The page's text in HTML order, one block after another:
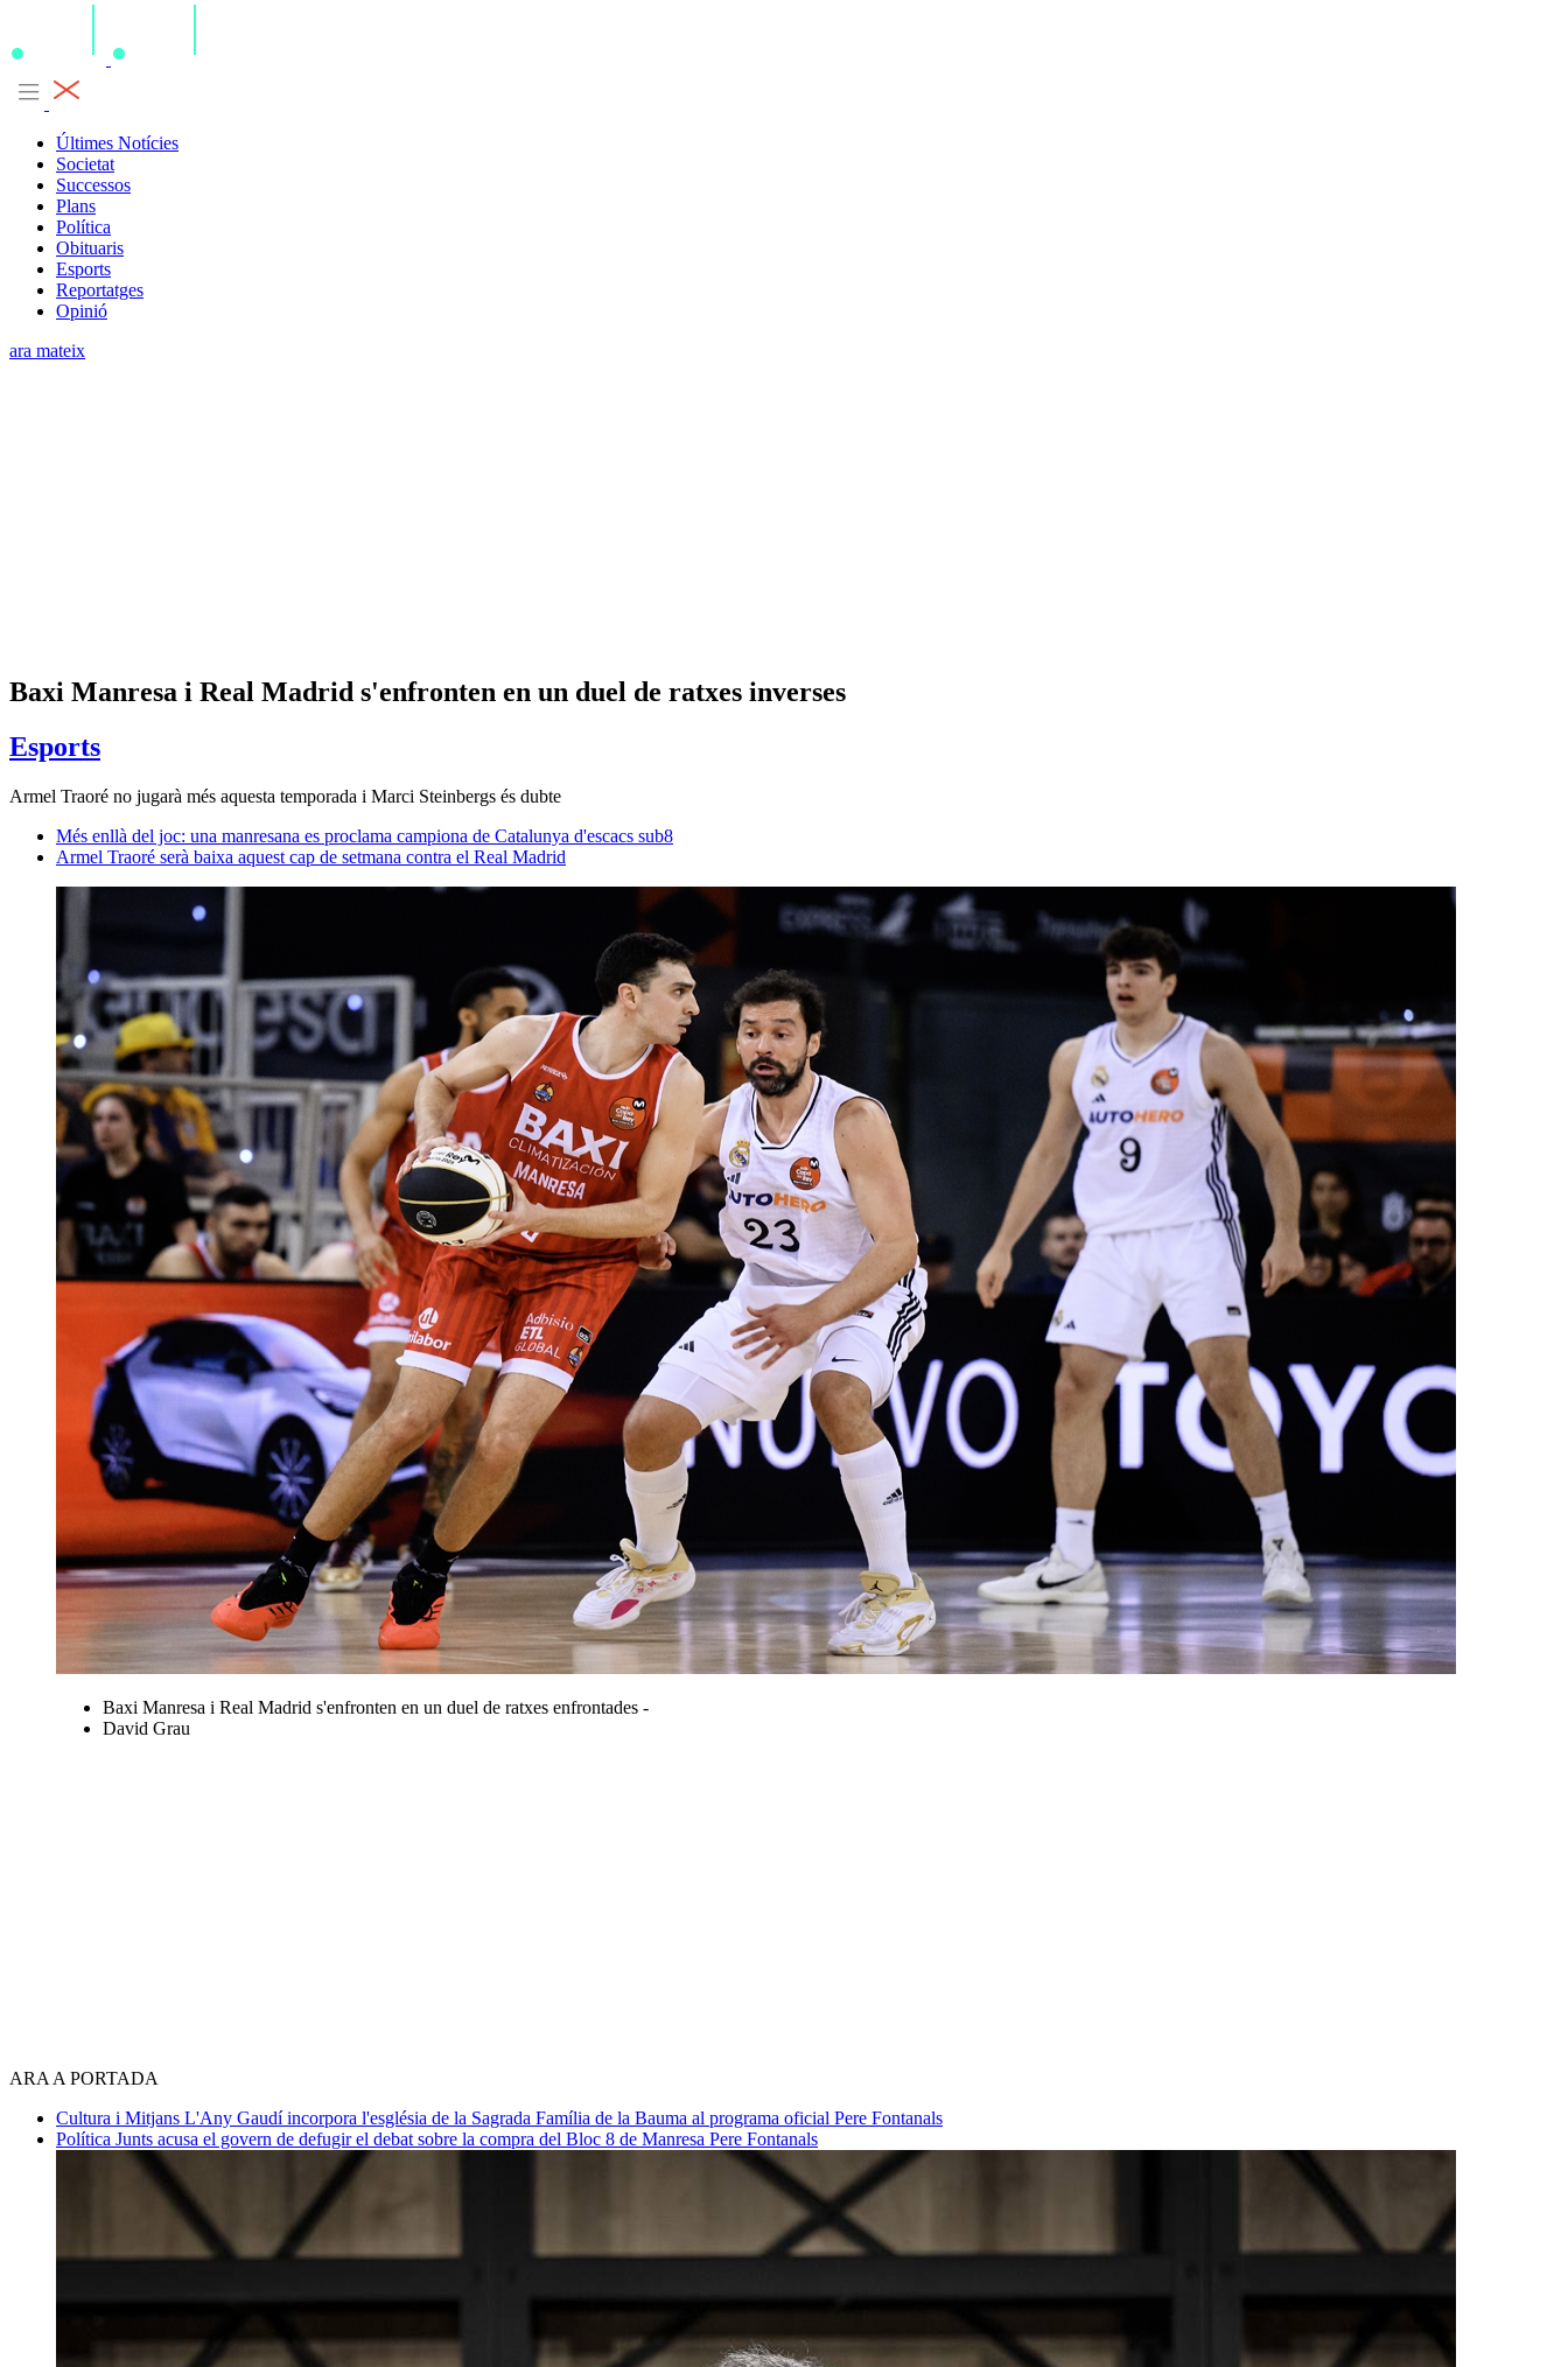
Últimes Notícies
Societat
Successos
Plans
Política
Obituaris
Esports
Reportatges
Opinió
ara mateix
Baxi Manresa i Real Madrid s'enfronten en un duel de ratxes inverses
Esports
Armel Traoré no jugarà més aquesta temporada i Marci Steinbergs és dubte
Més enllà del joc: una manresana es proclama campiona de Catalunya d'escacs sub8
Armel Traoré serà baixa aquest cap de setmana contra el Real Madrid
Baxi Manresa i Real Madrid s'enfronten en un duel de ratxes enfrontades -
David Grau
ARA A PORTADA
Cultura i Mitjans L'Any Gaudí incorpora l'església de la Sagrada Família de la Bauma al programa oficial Pere Fontanals
Política Junts acusa el govern de defugir el debat sobre la compra del Bloc 8 de Manresa Pere Fontanals